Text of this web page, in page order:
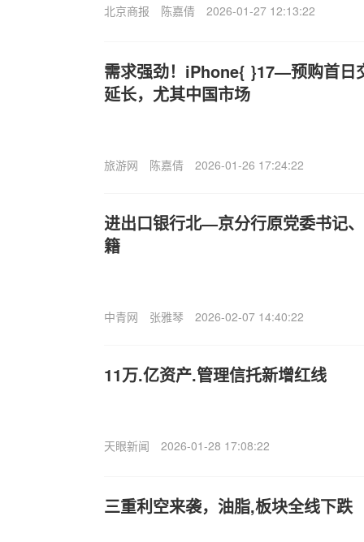
北京商报 陈嘉倩 2026-01-27 12:13:22
需求强劲！iPhone{ }17—预购首日
延长，尤其中国市场
旅游网 陈嘉倩 2026-01-26 17:24:22
进出口银行北—京分行原党委书记
籍
中青网 张雅琴 2026-02-07 14:40:22
11万.亿资产.管理信托新增红线
天眼新闻 2026-01-28 17:08:22
三重利空来袭，油脂,板块全线下跌